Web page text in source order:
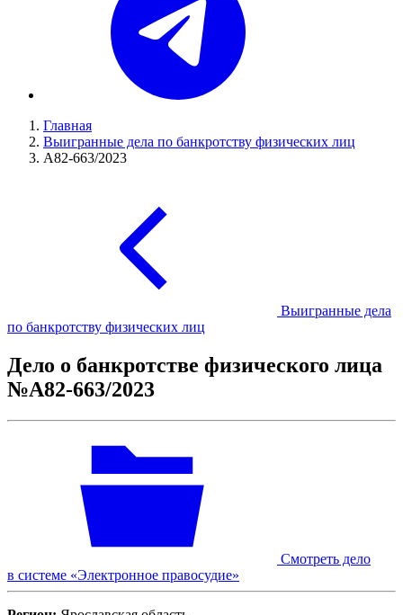
Главная
Выигранные дела по банкротству физических лиц
А82-663/2023
Выигранные дела
по банкротству физических лиц
Дело о банкротстве физического лица
№А82-663/2023
Смотреть дело
в системе «Электронное правосудие»